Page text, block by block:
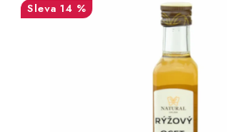
EKO DROGERIE A KOSMETIKA
14 %